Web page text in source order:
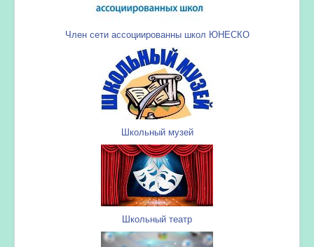
Член сети ассоциированны школ ЮНЕСКО
Школьный музей
Школьный театр